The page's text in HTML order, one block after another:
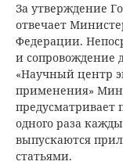
За утверждение
отвечает
Федерации.
и сопровождение
«Научный центр
применения»
предусматривает
одного раза
выпускаются
статьями.